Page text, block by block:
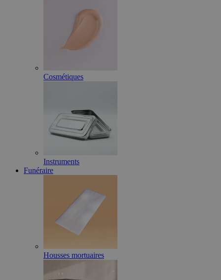
Cosmétiques
Instruments
Funéraire
Housses mortuaires